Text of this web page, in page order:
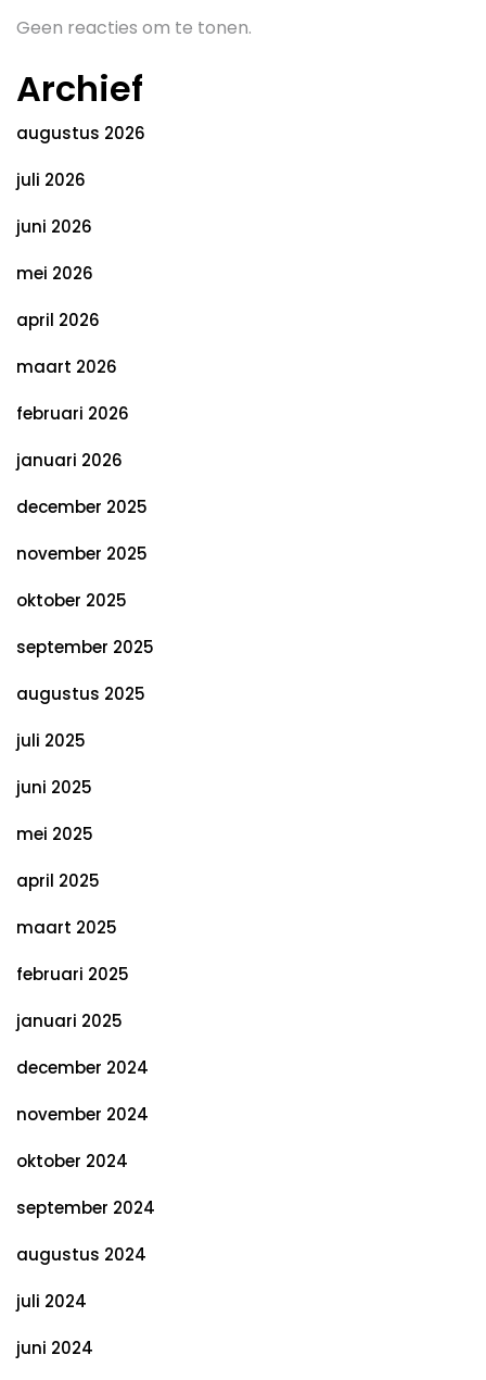
Geen reacties om te tonen.
Archief
augustus 2026
juli 2026
juni 2026
mei 2026
april 2026
maart 2026
februari 2026
januari 2026
december 2025
november 2025
oktober 2025
september 2025
augustus 2025
juli 2025
juni 2025
mei 2025
april 2025
maart 2025
februari 2025
januari 2025
december 2024
november 2024
oktober 2024
september 2024
augustus 2024
juli 2024
juni 2024